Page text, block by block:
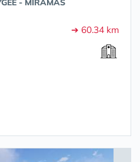
- MIRAMAS
➔ 60.34 km